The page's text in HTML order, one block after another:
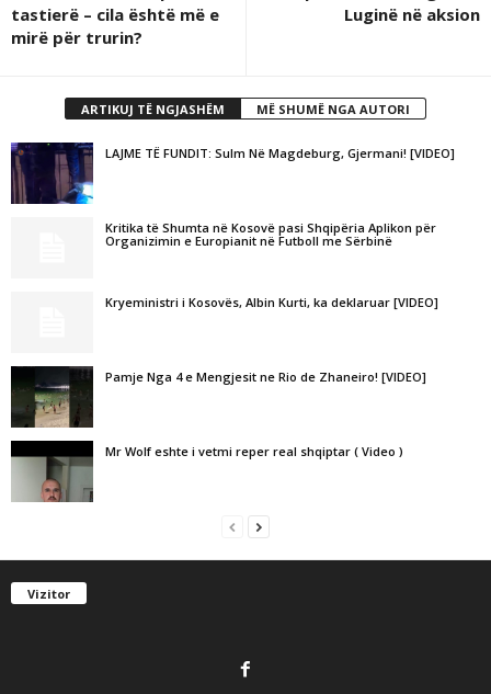
tastierë – cila është më e
mirë për trurin?
Luginë në aksion
ARTIKUJ TË NGJASHËM MË SHUMË NGA AUTORI
LAJME TË FUNDIT: Sulm Në Magdeburg, Gjermani! [VIDEO]
Kritika të Shumta në Kosovë pasi Shqipëria Aplikon për
Organizimin e Europianit në Futboll me Sërbinë
Kryeministri i Kosovës, Albin Kurti, ka deklaruar [VIDEO]
Pamje Nga 4 e Mengjesit ne Rio de Zhaneiro! [VIDEO]
Mr Wolf eshte i vetmi reper real shqiptar ( Video )
Vizitor